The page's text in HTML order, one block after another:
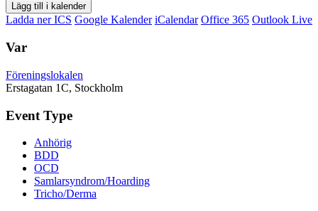
Lägg till i kalender
Ladda ner ICS Google Kalender iCalendar Office 365 Outlook Live
Var
Föreningslokalen
Erstagatan 1C, Stockholm
Event Type
Anhörig
BDD
OCD
Samlarsyndrom/Hoarding
Tricho/Derma